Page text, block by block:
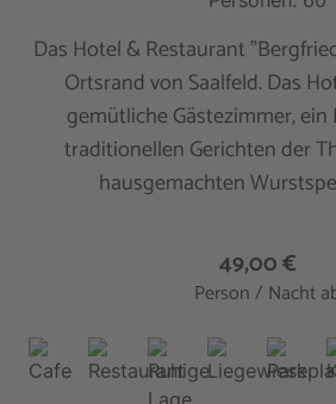
Das Hotel & Restaurant
Ortsrand von Saalfeld. Das
gemütliche Gästezimmer,
traditionellen Gerichten der
hausgemachten
49,00 €
Person / Nacht